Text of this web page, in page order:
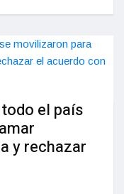
el país
y rechazar